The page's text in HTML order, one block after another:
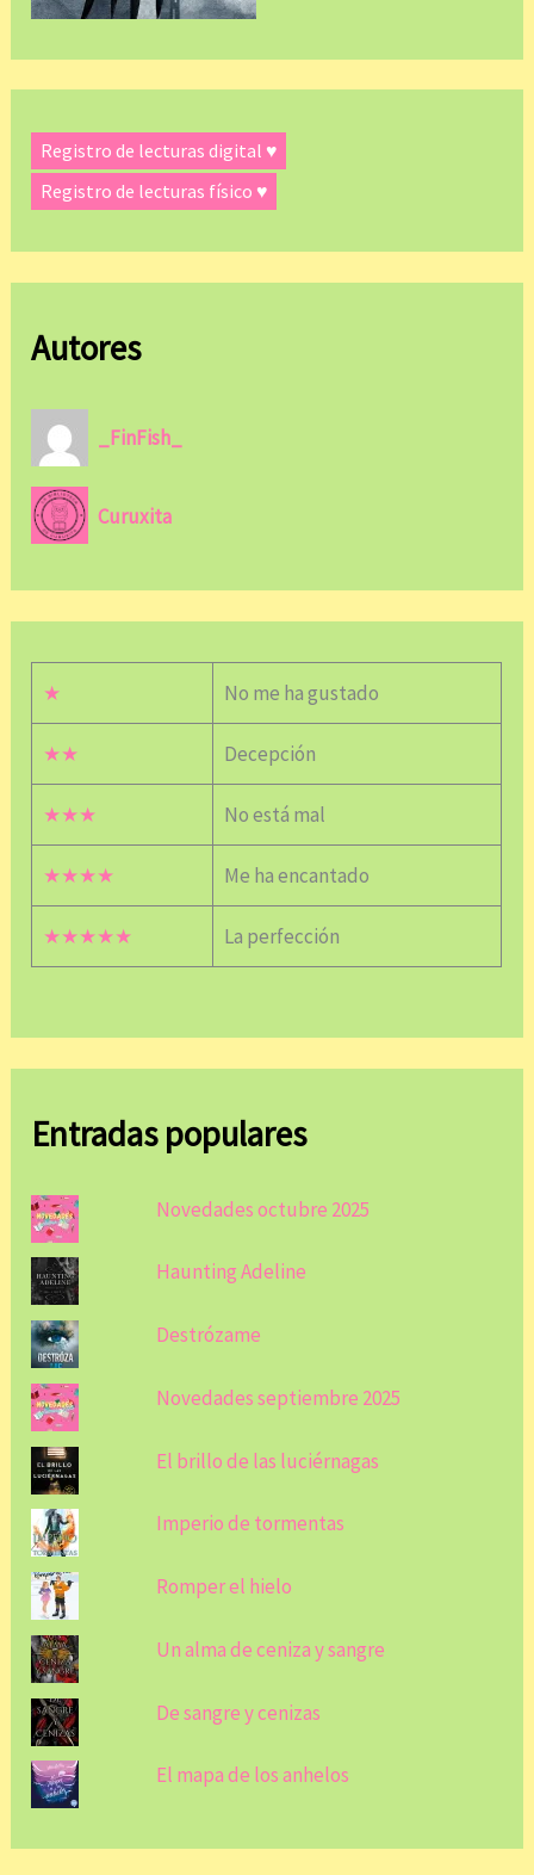
Registro de lecturas digital ♥
Registro de lecturas físico ♥
Autores
_FinFish_
Curuxita
★ No me ha gustado
★★ Decepción
★★★ No está mal
★★★★ Me ha encantado
★★★★★ La perfección
Entradas populares
Novedades octubre 2025
Haunting Adeline
Destrózame
Novedades septiembre 2025
El brillo de las luciérnagas
Imperio de tormentas
Romper el hielo
Un alma de ceniza y sangre
De sangre y cenizas
El mapa de los anhelos